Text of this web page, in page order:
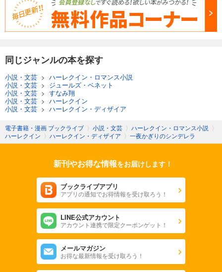
同じジャンルの本を探す
小説・文芸 > ハーレクイン・ロマンス小説
小説・文芸 > ジュールズ・ベネット
小説・文芸 > すなみ翔
小説・文芸 > ハーレクイン
小説・文芸 > ハーレクイン・ディザイア
電子書籍・漫画 ブックライブ 〉 小説・文芸 〉 ハーレクイン・ロマンス小説 〉
ハーレクイン 〉 ハーレクイン・ディザイア 〉 一夜かぎりのシンデレラ
新刊やお得な情報をお届けします！
ブックライブアプリ
アプリの通知でお得情報を受け取ろう！
LINE公式アカウント
アカウント連携で限定クーポンゲット！
メールマガジン
お得な最新情報を受け取ろう！